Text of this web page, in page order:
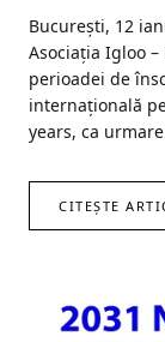
București, 12
Asociația Igloo
perioadei de
internațională
years, ca
CITEȘTE